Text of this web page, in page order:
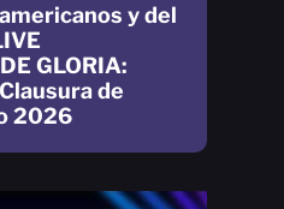
y del
GLORIA:
de
2026